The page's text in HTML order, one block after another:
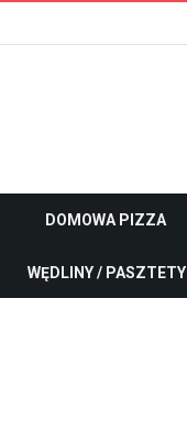
DOMOWA PIZZA
WĘDLINY / PASZTETY